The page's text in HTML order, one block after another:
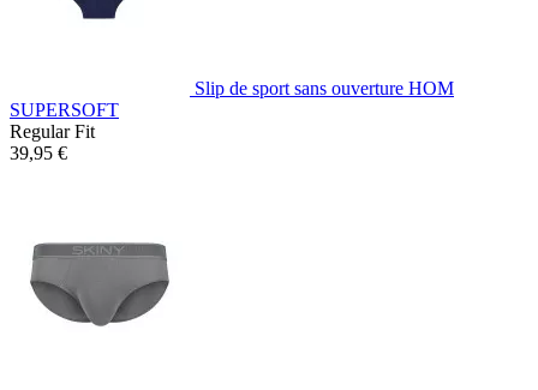
Slip de sport sans ouverture HOM
SUPERSOFT
Regular Fit
39,95 €